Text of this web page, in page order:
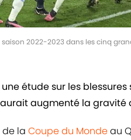
2022-2023 dans les cinq
étude sur les blessures
augmenté la gravité
de la Coupe du Mondeau